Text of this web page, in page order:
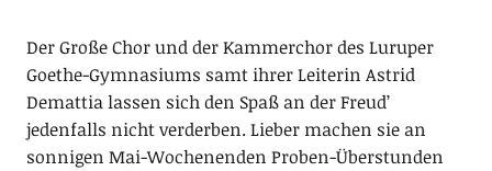
Der Große Chor und der Kammerchor des Luruper
Goethe-Gymnasiums samt ihrer Leiterin Astrid
Demattia lassen sich den Spaß an der Freud’
jedenfalls nicht verderben. Lieber machen sie an
sonnigen Mai-Wochenenden Proben-Überstunden